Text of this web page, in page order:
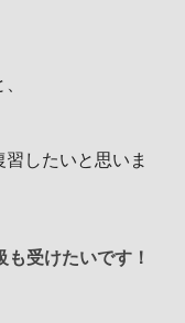
したいと思いま
受けたいです！